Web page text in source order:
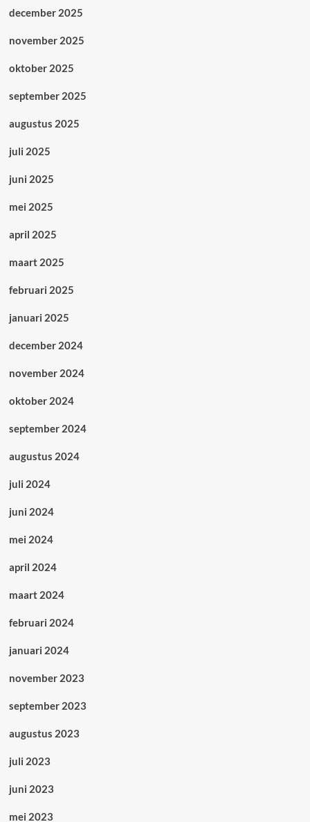
december 2025
november 2025
oktober 2025
september 2025
augustus 2025
juli 2025
juni 2025
mei 2025
april 2025
maart 2025
februari 2025
januari 2025
december 2024
november 2024
oktober 2024
september 2024
augustus 2024
juli 2024
juni 2024
mei 2024
april 2024
maart 2024
februari 2024
januari 2024
november 2023
september 2023
augustus 2023
juli 2023
juni 2023
mei 2023